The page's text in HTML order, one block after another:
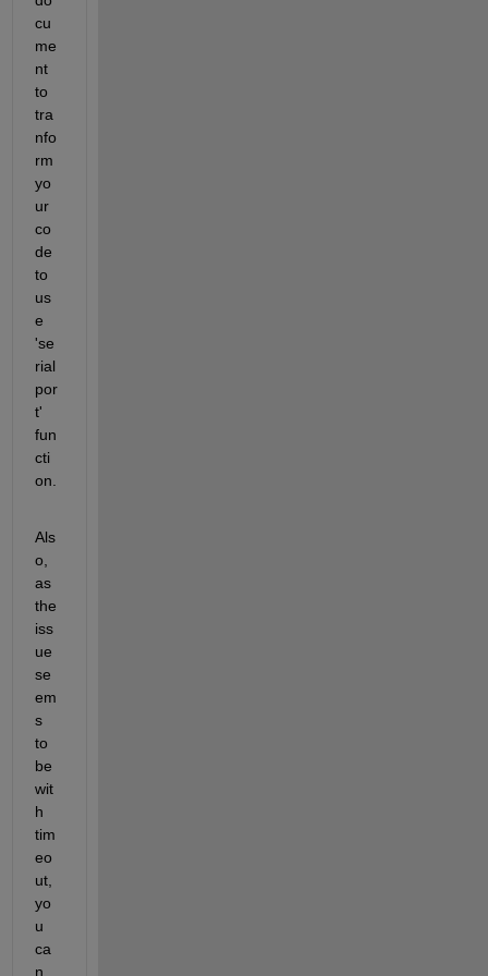
cu
me
nt
to
tra
nfo
rm
yo
ur
co
de
to
us
e
'se
rial
por
t'
fun
cti
on.
Als
o,
as
the
iss
ue
se
em
s
to
be
wit
h
tim
eo
ut,
yo
u
ca
n